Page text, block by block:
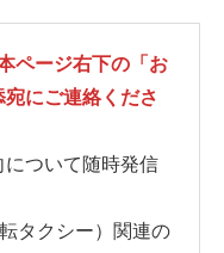
ページ右下の「お
にご連絡くださ
ついて随時発信
タクシー）関連の